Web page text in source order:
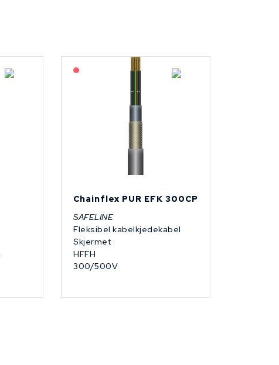
På forespørsel
Chainflex PUR EFK 300CP
SAFELINE
Fleksibel kabelkjedekabel
Skjermet
HFFH
300/500V